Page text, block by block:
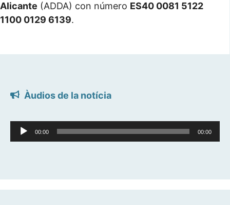
Alicante (ADDA) con número ES40 0081 5122
1100 0129 6139.
Àudios de la notícia
Reproductor
d'àudio
00:00 00:00